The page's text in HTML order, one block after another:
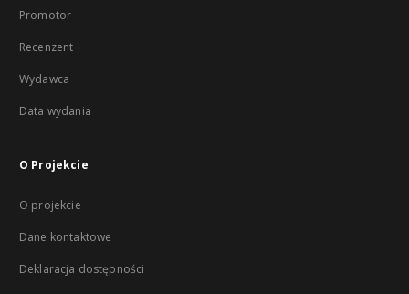
Promotor
Recenzent
Wydawca
Data wydania
O Projekcie
O projekcie
Dane kontaktowe
Deklaracja dostępności